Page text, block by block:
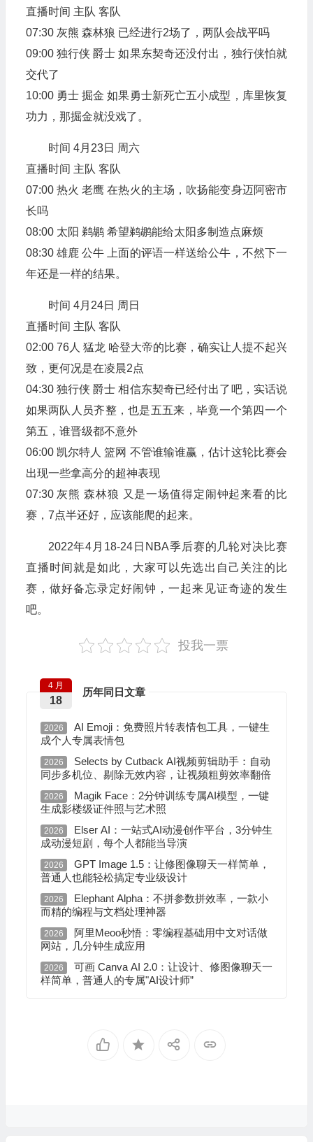
直播时间 主队 客队
07:30 灰熊 森林狼 已经进行2场了，两队会战平吗
09:00 独行侠 爵士 如果东契奇还没付出，独行侠怕就
交代了
10:00 勇士 掘金 如果勇士新死亡五小成型，库里恢复
功力，那掘金就没戏了。
时间 4月23日 周六
直播时间 主队 客队
07:00 热火 老鹰 在热火的主场，吹扬能变身迈阿密市
长吗
08:00 太阳 鹈鹕 希望鹈鹕能给太阳多制造点麻烦
08:30 雄鹿 公牛 上面的评语一样送给公牛，不然下一
年还是一样的结果。
时间 4月24日 周日
直播时间 主队 客队
02:00 76人 猛龙 哈登大帝的比赛，确实让人提不起兴
致，更何况是在凌晨2点
04:30 独行侠 爵士 相信东契奇已经付出了吧，实话说
如果两队人员齐整，也是五五来，毕竟一个第四一个
第五，谁晋级都不意外
06:00 凯尔特人 篮网 不管谁输谁赢，估计这轮比赛会
出现一些拿高分的超神表现
07:30 灰熊 森林狼 又是一场值得定闹钟起来看的比
赛，7点半还好，应该能爬的起来。
2022年4月18-24日NBA季后赛的几轮对决比赛
直播时间就是如此，大家可以先选出自己关注的比
赛，做好备忘录定好闹钟，一起来见证奇迹的发生
吧。
投我一票
历年同日文章
4 月
18
2026
AI Emoji：免费照片转表情包工具，一键生
成个人专属表情包
2026
Selects by Cutback AI视频剪辑助手：自动
同步多机位、剔除无效内容，让视频粗剪效率翻倍
2026
Magik Face：2分钟训练专属AI模型，一键
生成影楼级证件照与艺术照
2026
Elser AI：一站式AI动漫创作平台，3分钟生
成动漫短剧，每个人都能当导演
2026
GPT Image 1.5：让修图像聊天一样简单，
普通人也能轻松搞定专业级设计
2026
Elephant Alpha：不拼参数拼效率，一款小
而精的编程与文档处理神器
2026
阿里Meoo秒悟：零编程基础用中文对话做
网站，几分钟生成应用
2026
可画 Canva AI 2.0：让设计、修图像聊天一
样简单，普通人的专属"AI设计师”